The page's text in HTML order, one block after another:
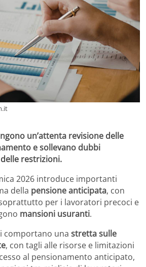
un’attenta revisione delle
e sollevano dubbi
restrizioni.
2026 introduce importanti
della pensione anticipata, con
per i lavoratori precoci e
mansioni usuranti.
comportano una stretta sulle
, con tagli alle risorse e limitazioni
al pensionamento anticipato,